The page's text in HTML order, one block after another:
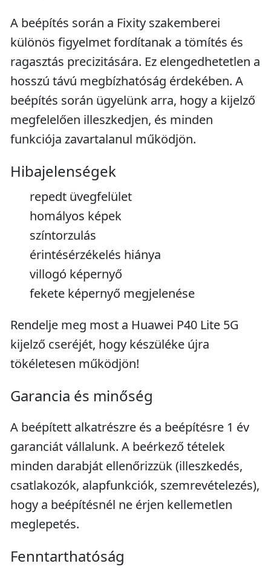
A beépítés során a Fixity szakemberei
különös figyelmet fordítanak a tömítés és
ragasztás precizitására. Ez elengedhetetlen a
hosszú távú megbízhatóság érdekében. A
beépítés során ügyelünk arra, hogy a kijelző
megfelelően illeszkedjen, és minden
funkciója zavartalanul működjön.
Hibajelenségek
repedt üvegfelület
homályos képek
színtorzulás
érintésérzékelés hiánya
villogó képernyő
fekete képernyő megjelenése
Rendelje meg most a Huawei P40 Lite 5G
kijelző cseréjét, hogy készüléke újra
tökéletesen működjön!
Garancia és minőség
A beépített alkatrészre és a beépítésre 1 év
garanciát vállalunk. A beérkező tételek
minden darabját ellenőrizzük (illeszkedés,
csatlakozók, alapfunkciók, szemrevételezés),
hogy a beépítésnél ne érjen kellemetlen
meglepetés.
Fenntarthatóság